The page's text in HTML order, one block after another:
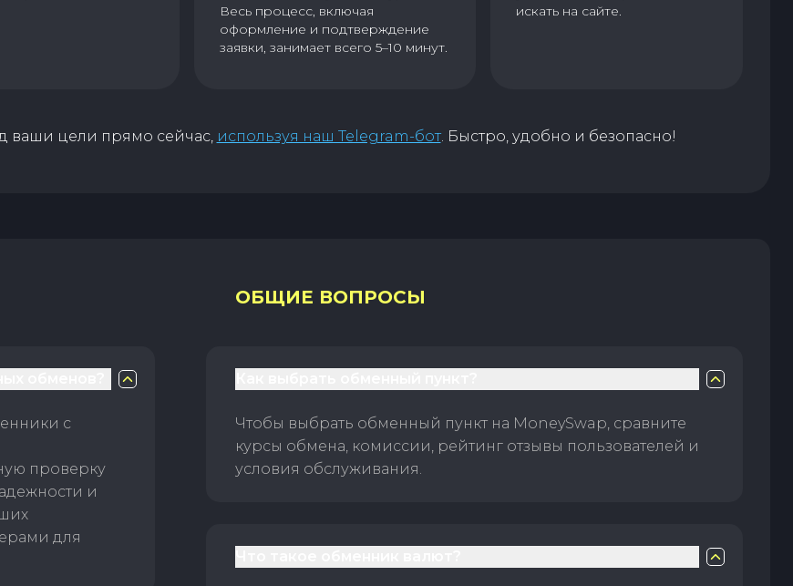
Весь процесс, включая
оформление и подтверждение
заявки, занимает всего 5–10 минут.
искать на сайте.
ваши цели прямо сейчас, используя наш Telegram-бот. Быстро, удобно и безопасно!
с
проверку
и
для
ОБЩИЕ ВОПРОСЫ
Чтобы выбрать обменный пункт на MoneySwap, сравните
курсы обмена, комиссии, рейтинг отзывы пользователей и
условия обслуживания.